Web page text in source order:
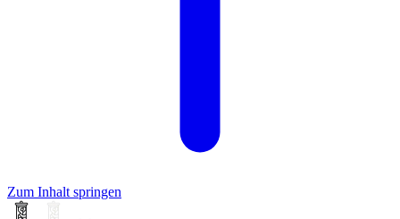
Zum Inhalt springen